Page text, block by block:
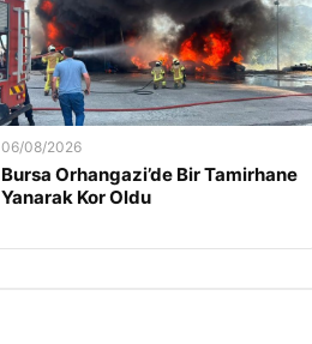
06/08/2026
Bursa Orhangazi’de Bir Tamirhane
Yanarak Kor Oldu